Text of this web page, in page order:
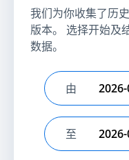
我们为你收集了历
版本。 选择开始及
数据。
选择开始日
由
选择结束日
至